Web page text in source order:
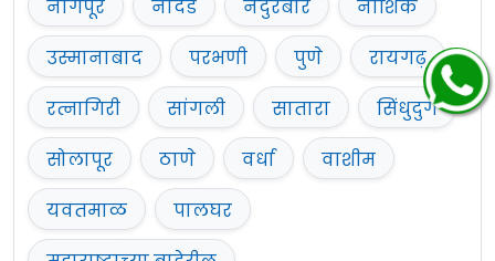
नागपूर
नांदेड नंदुरबार
नाशिक
उस्मानाबाद
परभणी पुणे
रायगढ़
रत्नागिरी
सांगली सातारा
सिंधुदुर्ग
सोलापूर
ठाणे वर्धा
वाशीम
यवतमाळ
पालघर